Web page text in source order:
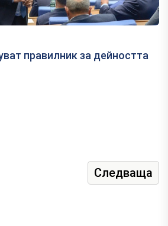
правилник за дейността
Следваща